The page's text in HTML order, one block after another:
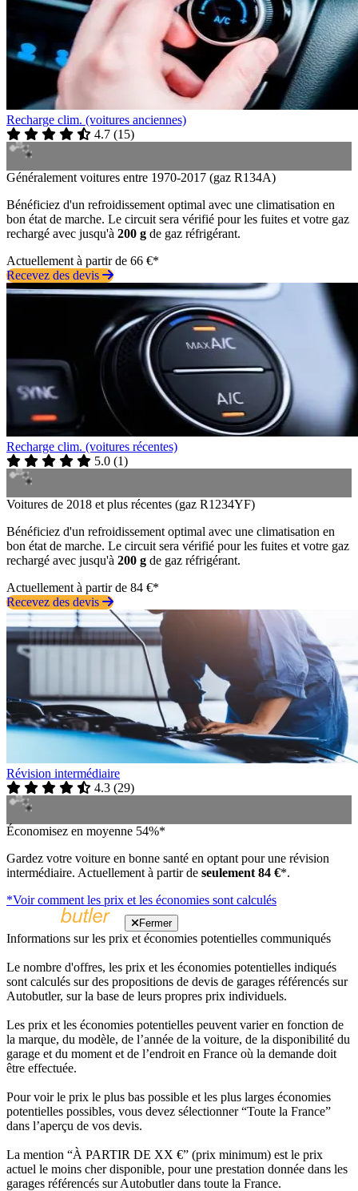
Recharge clim. (voitures anciennes)
4.7 (15)
Généralement voitures entre 1970-2017 (gaz R134A)
Bénéficiez d'un refroidissement optimal avec une climatisation en
bon état de marche. Le circuit sera vérifié pour les fuites et votre gaz
rechargé avec jusqu'à 200 g de gaz réfrigérant.
Actuellement à partir de 66 €*
Recevez des devis
Recharge clim. (voitures récentes)
5.0 (1)
Voitures de 2018 et plus récentes (gaz R1234YF)
Bénéficiez d'un refroidissement optimal avec une climatisation en
bon état de marche. Le circuit sera vérifié pour les fuites et votre gaz
rechargé avec jusqu'à 200 g de gaz réfrigérant.
Actuellement à partir de 84 €*
Recevez des devis
Révision intermédiaire
4.3 (29)
Économisez en moyenne 54%*
Gardez votre voiture en bonne santé en optant pour une révision
intermédiaire. Actuellement à partir de seulement 84 €*.
*Voir comment les prix et les économies sont calculés
Fermer
Informations sur les prix et économies potentielles communiqués
Le nombre d'offres, les prix et les économies potentielles indiqués
sont calculés sur des propositions de devis de garages référencés sur
Autobutler, sur la base de leurs propres prix individuels.
Les prix et les économies potentielles peuvent varier en fonction de
la marque, du modèle, de l’année de la voiture, de la disponibilité du
garage et du moment et de l’endroit en France où la demande doit
être effectuée.
Pour voir le prix le plus bas possible et les plus larges économies
potentielles possibles, vous devez sélectionner “Toute la France”
dans l’aperçu de vos devis.
La mention “À PARTIR DE XX €” (prix minimum) est le prix
actuel le moins cher disponible, pour une prestation donnée dans les
garages référencés sur Autobutler dans toute la France.